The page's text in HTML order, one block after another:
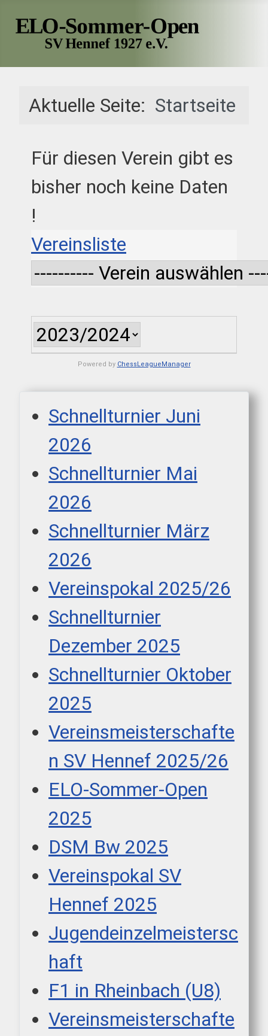
Schnellturnier Juni
2026
Schnellturnier Mai
2026
Schnellturnier März
2026
Vereinspokal 2025/26
Schnellturnier
Dezember 2025
Schnellturnier Oktober
2025
Vereinsmeisterschafte
n SV Hennef 2025/26
ELO-Sommer-Open
2025
DSM Bw 2025
Vereinspokal SV
Hennef 2025
Jugendeinzelmeistersc
haft
F1 in Rheinbach (U8)
Vereinsmeisterschafte
Aktuelle Seite: Startseite
Für diesen Verein gibt es
bisher noch keine Daten
!
Vereinsliste
Powered by ChessLeagueManager